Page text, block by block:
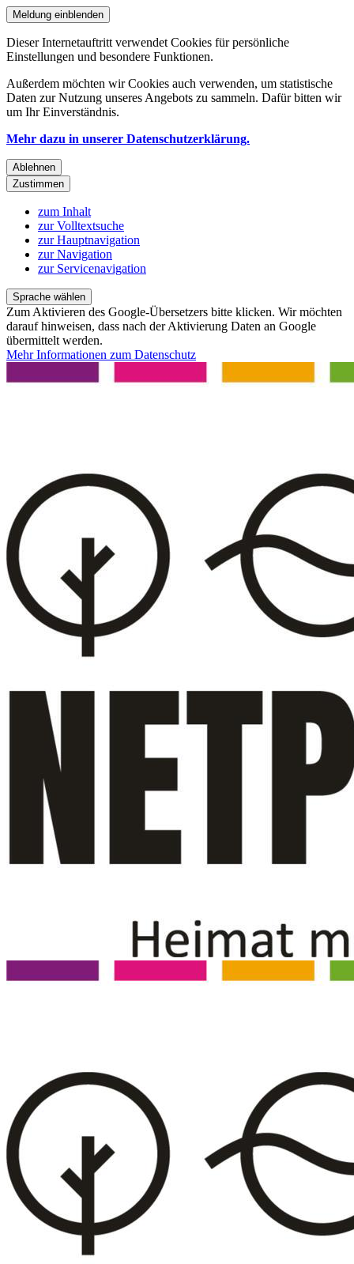
Meldung einblenden
Dieser Internetauftritt verwendet Cookies für persönliche
Einstellungen und besondere Funktionen.
Außerdem möchten wir Cookies auch verwenden, um statistische
Daten zur Nutzung unseres Angebots zu sammeln. Dafür bitten wir
um Ihr Einverständnis.
Mehr dazu in unserer Datenschutzerklärung.
Ablehnen
Zustimmen
zum Inhalt
zur Volltextsuche
zur Hauptnavigation
zur Navigation
zur Servicenavigation
Sprache wählen
Zum Aktivieren des Google-Übersetzers bitte klicken. Wir möchten
darauf hinweisen, dass nach der Aktivierung Daten an Google
übermittelt werden.
Mehr Informationen zum Datenschutz